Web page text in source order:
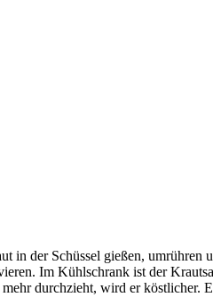
in der Schüssel gießen, umrühren
Im Kühlschrank ist der
mehr durchzieht, wird er köstlicher.